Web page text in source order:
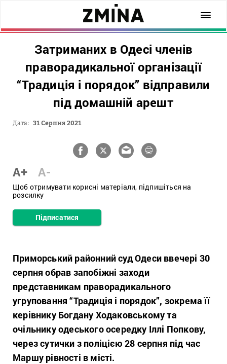
Затриманих в Одесі членів
праворадикальної організації
“Традиція і порядок” відправили
під домашній арешт
Дата: 31 Серпня 2021
A+ A-
Щоб отримувати корисні матеріали, підпишіться на
розсилку
Підписатися
Приморський районний суд Одеси ввечері 30
серпня обрав запобіжні заходи
представникам праворадикального
угруповання “Традиція і порядок”, зокрема її
керівнику Богдану Ходаковському та
очільнику одеського осередку Іллі Попкову,
через сутички з поліцією 28 серпня під час
Маршу рівності в місті.